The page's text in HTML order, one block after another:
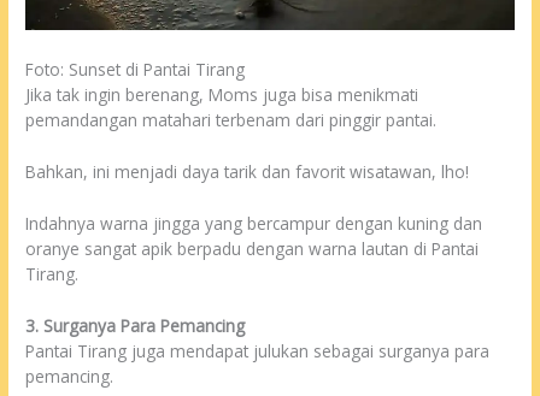
Foto: Sunset di Pantai Tirang
Jika tak ingin berenang, Moms juga bisa menikmati
pemandangan matahari terbenam dari pinggir pantai.
Bahkan, ini menjadi daya tarik dan favorit wisatawan, lho!
Indahnya warna jingga yang bercampur dengan kuning dan
oranye sangat apik berpadu dengan warna lautan di Pantai
Tirang.
3. Surganya Para Pemancing
Pantai Tirang juga mendapat julukan sebagai surganya para
pemancing.